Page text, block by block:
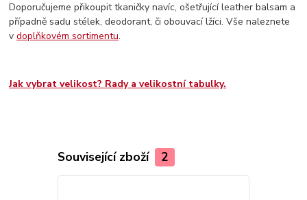
Doporučujeme přikoupit tkaničky navíc, ošetřující leather balsam a
případně sadu stélek, deodorant, či obouvací lžíci. Vše naleznete
vdoplňkovém sortimentu.
Jak vybrat velikost? Rady a velikostní tabulky.
Související zboží 2